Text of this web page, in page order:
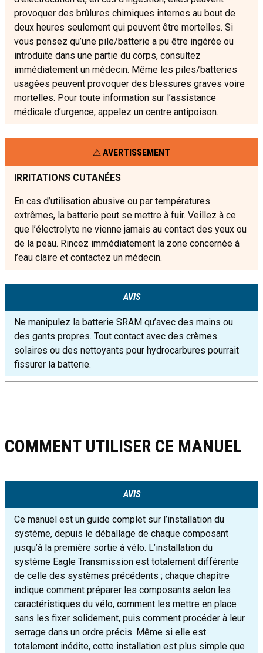
provoquer des brûlures chimiques internes au bout de
deux heures seulement qui peuvent être mortelles. Si
vous pensez qu’une pile/batterie a pu être ingérée ou
introduite dans une partie du corps, consultez
immédiatement un médecin. Même les piles/batteries
usagées peuvent provoquer des blessures graves voire
mortelles. Pour toute information sur l’assistance
médicale d’urgence, appelez un centre antipoison.
AVERTISSEMENT
IRRITATIONS CUTANÉES
En cas d’utilisation abusive ou par températures
extrêmes, la batterie peut se mettre à fuir. Veillez à ce
que l’électrolyte ne vienne jamais au contact des yeux ou
de la peau. Rincez immédiatement la zone concernée à
l’eau claire et contactez un médecin.
AVIS
Ne manipulez la batterie SRAM qu’avec des mains ou
des gants propres. Tout contact avec des crèmes
solaires ou des nettoyants pour hydrocarbures pourrait
fissurer la batterie.
COMMENT UTILISER CE MANUEL
AVIS
Ce manuel est un guide complet sur l’installation du
système, depuis le déballage de chaque composant
jusqu’à la première sortie à vélo. L’installation du
système Eagle Transmission est totalement différente
de celle des systèmes précédents ; chaque chapitre
indique comment préparer les composants selon les
caractéristiques du vélo, comment les mettre en place
sans les fixer solidement, puis comment procéder à leur
serrage dans un ordre précis. Même si elle est
totalement inédite, cette installation est plus simple que